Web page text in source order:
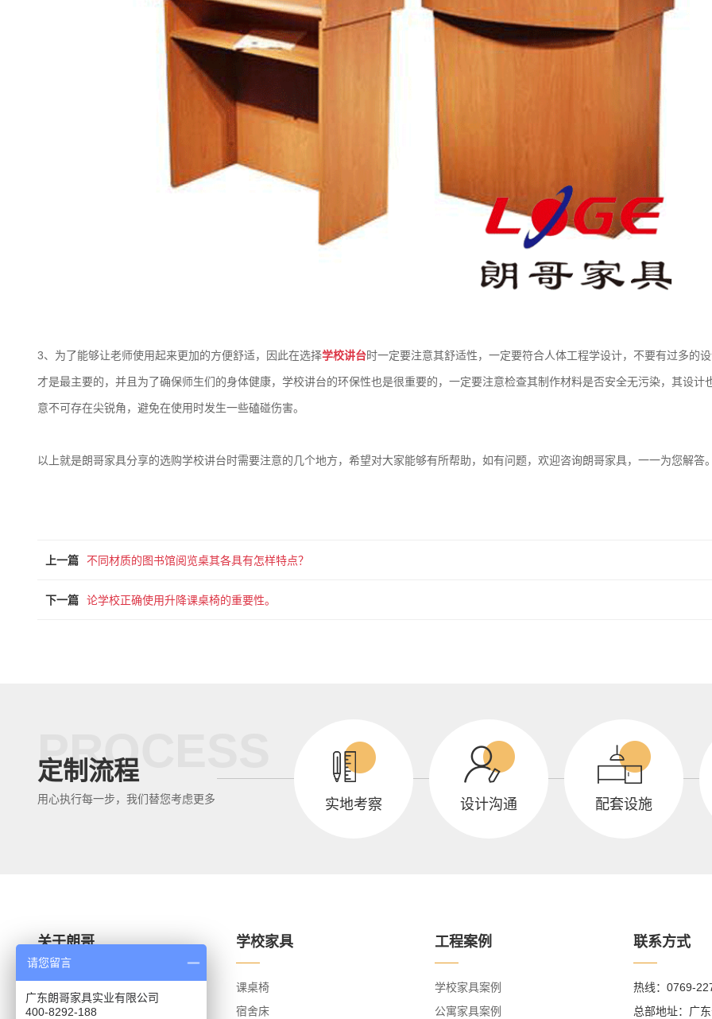
3、为了能够让老师使用起来更加的方便舒适，因此在选择学校讲台时一定要注意其舒适性，一定要符合人体工程学设计，不要有过多的
才是最主要的，并且为了确保师生们的身体健康，学校讲台的环保性也是很重要的，一定要注意检查其制作材料是否安全无污染，其设计
意不可存在尖锐角，避免在使用时发生一些磕碰伤害。
以上就是朗哥家具分享的选购学校讲台时需要注意的几个地方，希望对大家能够有所帮助，如有问题，欢迎咨询朗哥家具，一一为您解答
上一篇 不同材质的图书馆阅览桌其各具有怎样特点？
下一篇 论学校正确使用升降课桌椅的重要性。
PROCESS
定制流程
用心执行每一步，我们替您考虑更多 实地考察 设计沟通 配套设施
关于朗哥
荣誉资质
学校家具
课桌椅
宿舍床
工程案例
学校家具案例
公寓家具案例
联系方式
热线：0769-
总部地址：广
请您留言
广东朗哥家具实业有限公司
400-8292-188